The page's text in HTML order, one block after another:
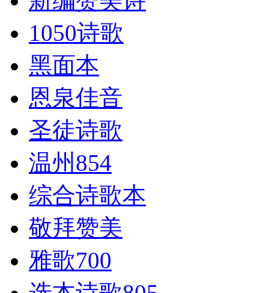
1050诗歌
黑面本
恩泉佳音
圣徒诗歌
温州854
综合诗歌本
敬拜赞美
雅歌700